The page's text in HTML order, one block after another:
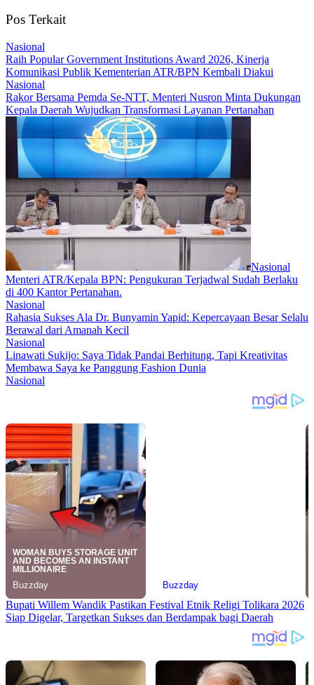
Pos Terkait
Nasional
Raih Popular Government Institutions Award 2026, Kinerja
Komunikasi Publik Kementerian ATR/BPN Kembali Diakui
Nasional
Rakor Bersama Pemda Se-NTT, Menteri Nusron Minta Dukungan
Kepala Daerah Wujudkan Transformasi Layanan Pertanahan
Nasional
Menteri ATR/Kepala BPN: Pengukuran Terjadwal Sudah Berlaku
di 400 Kantor Pertanahan.
Nasional
Rahasia Sukses Ala Dr. Bunyamin Yapid: Kepercayaan Besar Selalu
Berawal dari Amanah Kecil
Nasional
Linawati Sukijo: Saya Tidak Pandai Berhitung, Tapi Kreativitas
Membawa Saya ke Panggung Fashion Dunia
Nasional
Bupati Willem Wandik Pastikan Festival Etnik Religi Tolikara 2026
Siap Digelar, Targetkan Sukses dan Berdampak bagi Daerah